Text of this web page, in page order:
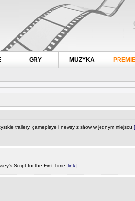
GRY MUZYKA